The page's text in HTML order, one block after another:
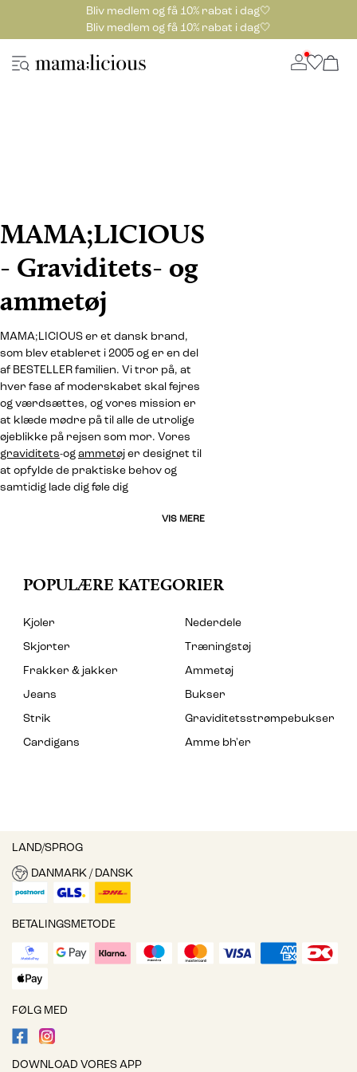
Bliv medlem og få 10% rabat i dag🤍
Bliv medlem og få 10% rabat i dag🤍
MAMA;LICIOUS
- Graviditets- og
ammetøj
MAMA;LICIOUS er et dansk brand,
som blev etableret i 2005 og er en del
af BESTELLER familien. Vi tror på, at
hver fase af moderskabet skal fejres
og værdsættes, og vores mission er
at klæde mødre på til alle de utrolige
øjeblikke på rejsen som mor. Vores
graviditets-og ammetøj er designet til
at opfylde de praktiske behov og
samtidig lade dig føle dig
VIS MERE
POPULÆRE KATEGORIER
Kjoler
Nederdele
Skjorter
Træningstøj
Frakker & jakker
Ammetøj
Jeans
Bukser
Strik
Graviditetsstrømpebukser
Cardigans
Amme bh'er
LAND/SPROG
DANMARK / DANSK
BETALINGSMETODE
FØLG MED
DOWNLOAD VORES APP